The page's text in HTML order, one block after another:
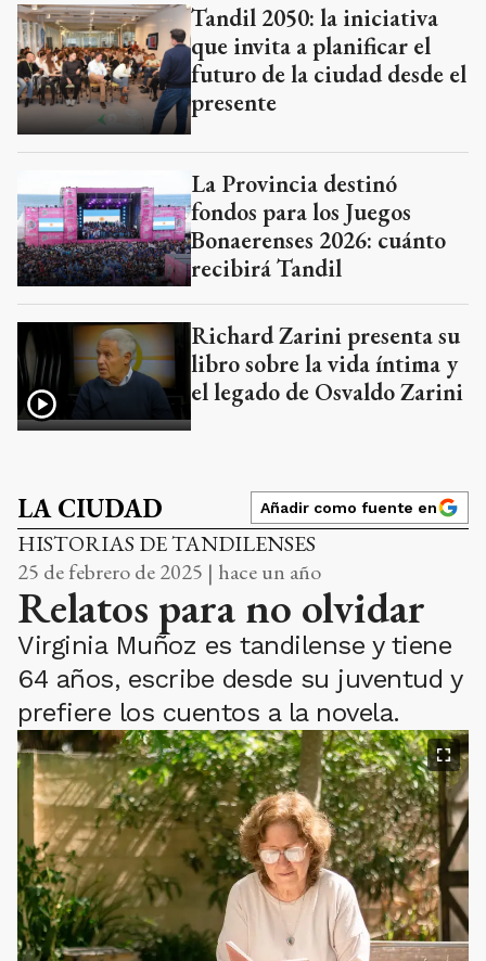
Tandil 2050: la iniciativa
que invita a planificar el
futuro de la ciudad desde el
presente
La Provincia destinó
fondos para los Juegos
Bonaerenses 2026: cuánto
recibirá Tandil
Richard Zarini presenta su
libro sobre la vida íntima y
el legado de Osvaldo Zarini
LA CIUDAD Añadir como fuente en
HISTORIAS DE TANDILENSES
25 de febrero de 2025 | hace un año
Relatos para no olvidar
Virginia Muñoz es tandilense y tiene
64 años, escribe desde su juventud y
prefiere los cuentos a la novela.